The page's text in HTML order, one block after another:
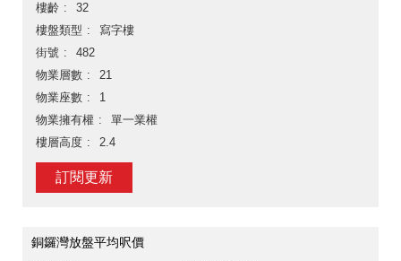
樓齡
32
樓盤類型
寫字樓
街號
482
物業層數
21
物業座數
1
物業擁有權
單一業權
樓層高度
2.4
訂閱更新
銅鑼灣放盤平均呎價